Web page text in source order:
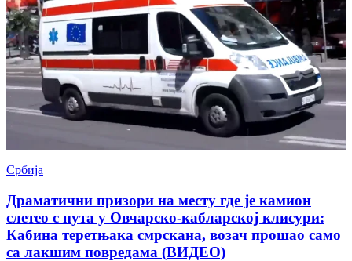
Србија
Драматични призори на месту где је камион
слетео с пута у Овчарско-кабларској клисури:
Кабина теретњака смрскана, возач прошао само
са лакшим повредама (ВИДЕО)